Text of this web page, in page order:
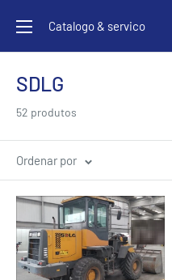
para
o
conteúdo
Catalogo & servico
SDLG
52 produtos
Ordenar por